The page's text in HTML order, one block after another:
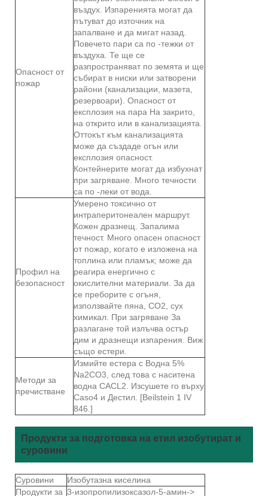
Опасност от
пожар
въздух. Изпаренията могат да
пътуват до източник на
запалване и да мигат назад.
Повечето пари са по -тежки от
въздуха. Те ще се
разпространяват по земята и ще
събират в ниски или затворени
райони (канализации, мазета,
резервоари). Опасност от
експлозия на пара На закрито,
на открито или в канализацията.
Оттокът към канализацията
може да създаде огън или
експлозия опасност.
Контейнерите могат да избухнат
при загряване. Много течности
са по -леки от вода.
Профил на
безопасност
Умерено токсично от
интраперитонеален маршрут.
Кожен дразнещ. Запалима
течност. Много опасен опасност
от пожар, когато е изложена на
топлина или пламък; може да
реагира енергично с
окислителни материали. За да
се преборите с огъня,
използвайте пяна, CO2, сух
химикал. При загряване За
разлагане той излъчва остър
дим и дразнещи изпарения. Виж
също естери.
Методи за
пречистване
Измийте естера с Водна 5%
Na2CO3, след това с наситена
водна CACL2. Изсушете го върху
Caso4 и Дестил. [Beilstein 1 IV
846.]
Продукти за подготовка на етил изобутират и
суровини
Суровини
Изобутазна киселина
Продукти за 3-изопропилизоксазол-5-амин->